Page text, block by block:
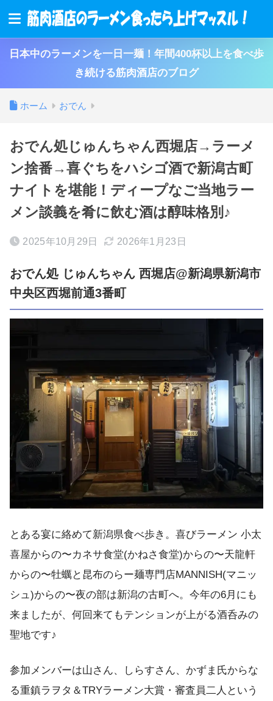
日本中のラーメンを一日一麺！年間400杯以上を食べ歩
き続ける筋肉酒店のブログ
ホーム おでん
おでん処じゅんちゃん西堀店→ラーメ
ン捨番→喜ぐちをハシゴ酒で新潟古町
ナイトを堪能！ディープなご当地ラー
メン談義を肴に飲む酒は醇味格別♪
2025年10月29日 2026年1月23日
おでん処 じゅんちゃん 西堀店@新潟県新潟市
中央区西堀前通3番町
とある宴に絡めて新潟県食べ歩き。喜びラーメン 小太
喜屋からの〜カネサ食堂(かねさ食堂)からの〜天龍軒
からの〜牡蠣と昆布のらー麺専門店MANNISH(マニッ
シュ)からの〜夜の部は新潟の古町へ。今年の6月にも
来ましたが、何回来てもテンションが上がる酒呑みの
聖地です♪
参加メンバーは山さん、しらすさん、かずま氏からな
る重鎮ラヲタ＆TRYラーメン大賞・審査員二人という